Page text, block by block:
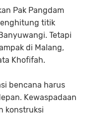
Pak Pangdam
titik
Tetapi
di Malang,
Khofifah.
bencana harus
Kewaspadaan
konstruksi